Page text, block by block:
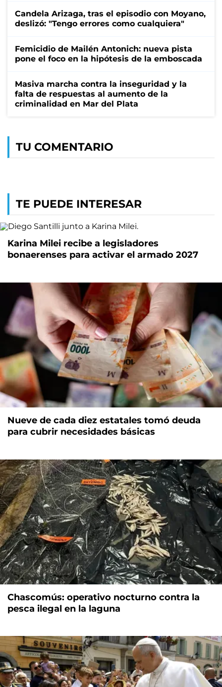
Candela Arizaga, tras el episodio con Moyano,
deslizó: "Tengo errores como cualquiera"
Femicidio de Mailén Antonich: nueva pista
pone el foco en la hipótesis de la emboscada
Masiva marcha contra la inseguridad y la
falta de respuestas al aumento de la
criminalidad en Mar del Plata
TU COMENTARIO
TE PUEDE INTERESAR
Karina Milei recibe a legisladores
bonaerenses para activar el armado 2027
Nueve de cada diez estatales tomó deuda
para cubrir necesidades básicas
Chascomús: operativo nocturno contra la
pesca ilegal en la laguna